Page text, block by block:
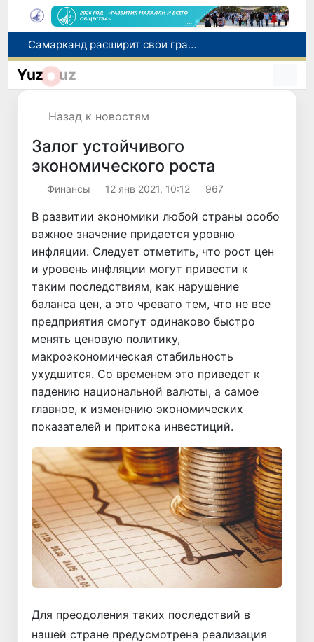
С 1 сентября пассажиры должны будут оплачивать проезд сразу при посадке в автобус
В Сурхандарье пресечена деятельность подпольной группы, планировавшей теракты и выезд в Сирию
Yuz uz
Назад к новостям
Залог устойчивого
экономического роста
Финансы 12 янв 2021, 10:12 967
В развитии экономики любой страны особо
важное значение придается уровню
инфляции. Следует отметить, что рост цен
и уровень инфляции могут привести к
таким последствиям, как нарушение
баланса цен, а это чревато тем, что не все
предприятия смогут одинаково быстро
менять ценовую политику,
макроэкономическая стабильность
ухудшится. Со временем это приведет к
падению национальной валюты, а самое
главное, к изменению экономических
показателей и притока инвестиций.
Для преодоления таких последствий в
нашей стране предусмотрена реализация